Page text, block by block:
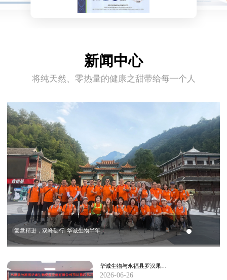
新闻中心
将纯天然、零热量的健康之甜带给每一个人
复盘精进，双峰砺行| 华诚生物半年…
华诚生物与永福县罗汉果…
2026-06-26